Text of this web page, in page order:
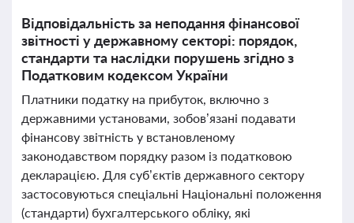
Відповідальність за неподання фінансової
звітності у державному секторі: порядок,
стандарти та наслідки порушень згідно з
Податковим кодексом України
Платники податку на прибуток, включно з
державними установами, зобов’язані подавати
фінансову звітність у встановленому
законодавством порядку разом із податковою
декларацією. Для суб’єктів державного сектору
застосовуються спеціальні Національні положення
(стандарти) бухгалтерського обліку, які